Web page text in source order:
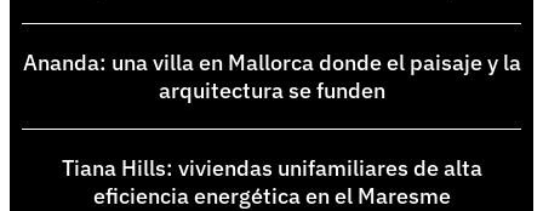
Ananda: una villa en Mallorca donde el paisaje y la
arquitectura se funden
Tiana Hills: viviendas unifamiliares de alta
eficiencia energética en el Maresme